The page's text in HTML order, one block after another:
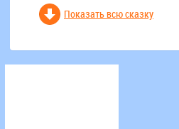
Показать всю сказку